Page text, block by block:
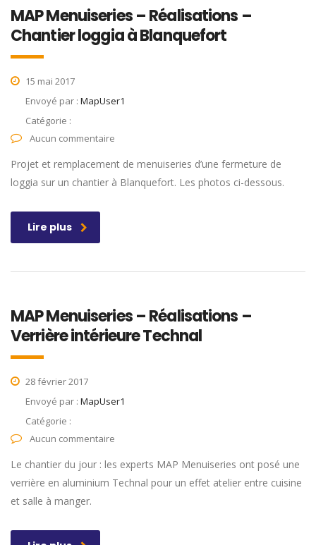
MAP Menuiseries – Réalisations –
Chantier loggia à Blanquefort
15 mai 2017
Envoyé par : MapUser1
Catégorie :
Aucun commentaire
Projet et remplacement de menuiseries d’une fermeture de
loggia sur un chantier à Blanquefort. Les photos ci-dessous.
Lire plus
MAP Menuiseries – Réalisations –
Verrière intérieure Technal
28 février 2017
Envoyé par : MapUser1
Catégorie :
Aucun commentaire
Le chantier du jour : les experts MAP Menuiseries ont posé une
verrière en aluminium Technal pour un effet atelier entre cuisine
et salle à manger.